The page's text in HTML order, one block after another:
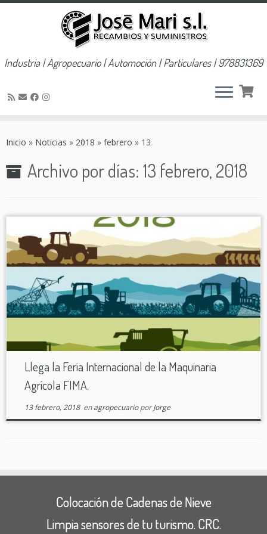
Industria | Agropecuario | Automoción | Particulares | 978831369
Inicio » Noticias » 2018 » febrero » 13
Archivo por días: 13 febrero, 2018
Llega la Feria Internacional de la Maquinaria
Agrícola FIMA.
13 febrero, 2018enagropecuarioporJorge
Colocación de Cadenas de Nieve
Limpia sensores de tu turismo. CRC.